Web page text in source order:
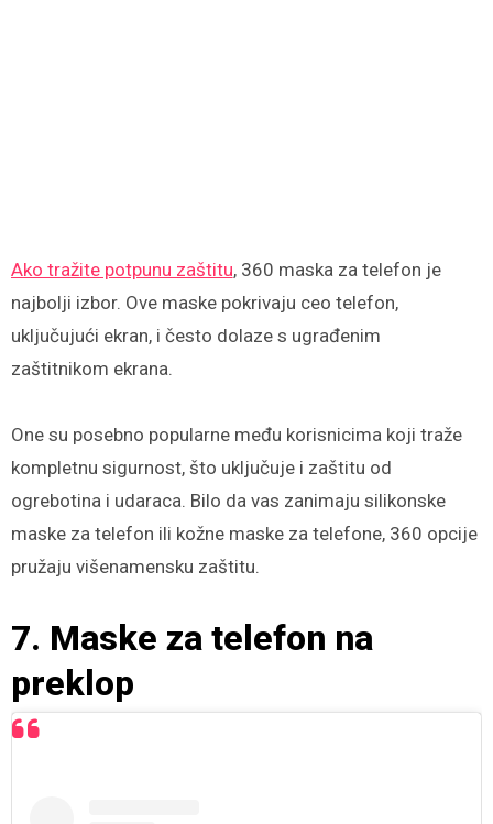
Ako tražite potpunu zaštitu, 360 maska za telefon je
najbolji izbor. Ove maske pokrivaju ceo telefon,
uključujući ekran, i često dolaze s ugrađenim
zaštitnikom ekrana.
One su posebno popularne među korisnicima koji traže
kompletnu sigurnost, što uključuje i zaštitu od
ogrebotina i udaraca. Bilo da vas zanimaju silikonske
maske za telefon ili kožne maske za telefone, 360 opcije
pružaju višenamensku zaštitu.
7. Maske za telefon na
preklop